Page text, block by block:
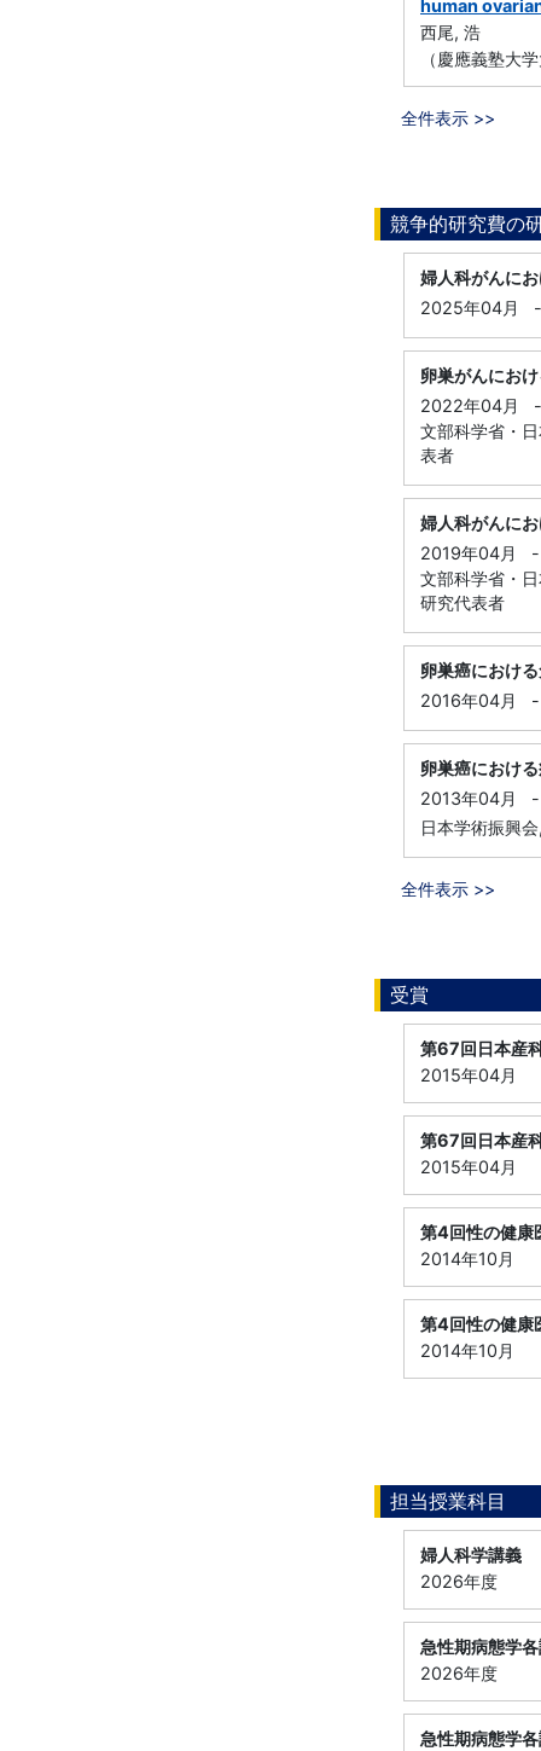
human
西尾, 浩
（慶應義塾大
全件表示 >>
競争的研究費の
婦人科がんに
2025年04月
-
卵巣がんにお
2022年04月
-
文部科学省・
表者
婦人科がんに
2019年04月
-
文部科学省・
研究代表者
卵巣癌におけ
2016年04月
-
卵巣癌におけ
2013年04月
-
日本学術振興
全件表示 >>
受賞
第67回日本産
2015年04月
第67回日本産
2015年04月
第4回性の健康
2014年10月
第4回性の健康
2014年10月
担当授業科目
婦人科学講義
2026年度
急性期病態学
2026年度
急性期病態学